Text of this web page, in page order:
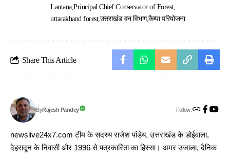
Lantana Principal Chief Conservator of Forest
uttarakhand forest उत्तराखंड वन विभाग कैम्पा परियोजना
Share This Article
ByRajesh Pandey Follow:
newslive24x7.com टीम के सदस्य राजेश पांडेय, उत्तराखंड के डोईवाला,
देहरादून के निवासी और 1996 से पत्रकारिता का हिस्सा। अमर उजाला, दैनिक